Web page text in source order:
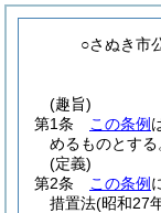
○さぬき市
(趣旨)
第1条
この条例
めるものとする
(定義)
第2条
この条例
措置法(昭和27